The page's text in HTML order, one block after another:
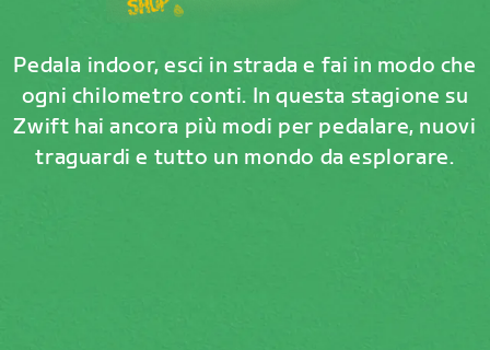
Pedala indoor, esci in strada e fai in modo che
ogni chilometro conti. In questa stagione su
Zwift hai ancora più modi per pedalare, nuovi
traguardi e tutto un mondo da esplorare.